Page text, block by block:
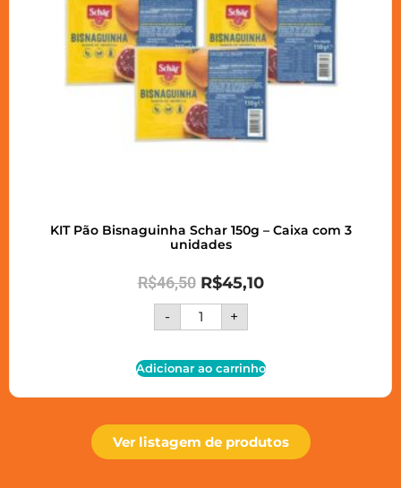
KIT Pão Bisnaguinha Schar 150g – Caixa com 3
unidades
R$46,50 R$45,10
- +
Adicionar ao carrinho
Ver listagem de produtos